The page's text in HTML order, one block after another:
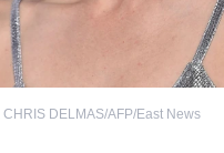
CHRIS DELMAS/AFP/East News